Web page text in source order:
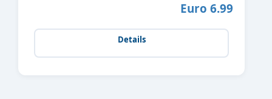
Euro 6.99
Details